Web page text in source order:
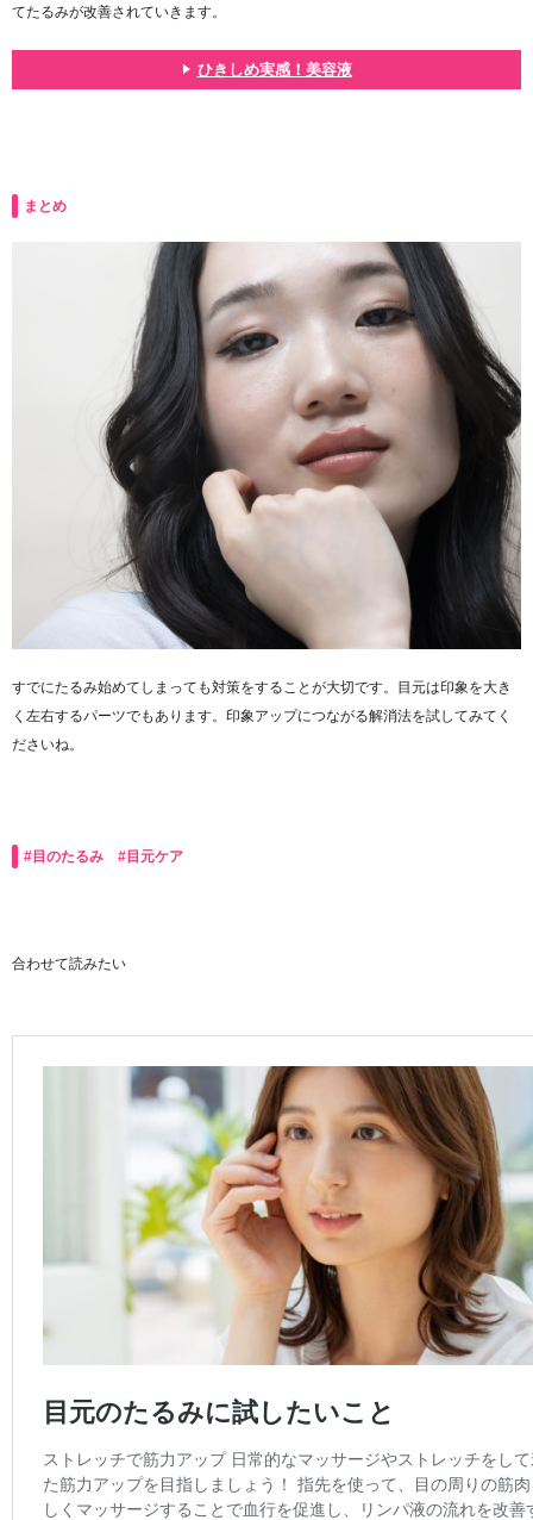
てたるみが改善されていきます。
ひきしめ実感！美容液
まとめ
すでにたるみ始めてしまっても対策をすることが大切です。目元は印象を大き
く左右するパーツでもあります。印象アップにつながる解消法を試してみてく
ださいね。
#目のたるみ #目元ケア
合わせて読みたい